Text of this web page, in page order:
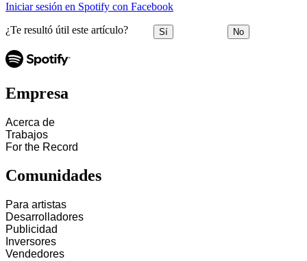
Iniciar sesión en Spotify con Facebook
¿Te resultó útil este artículo? Sí No
Empresa
Acerca de
Trabajos
For the Record
Comunidades
Para artistas
Desarrolladores
Publicidad
Inversores
Vendedores